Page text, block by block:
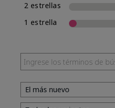
2 estrellas
1 estrella